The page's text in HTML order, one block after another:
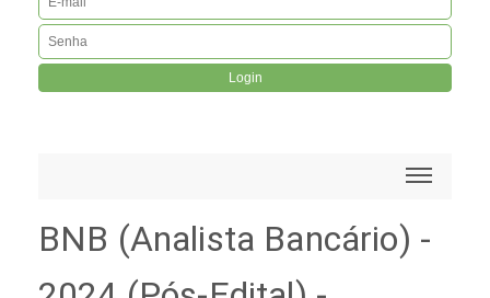
Login
BNB (Analista Bancário) -